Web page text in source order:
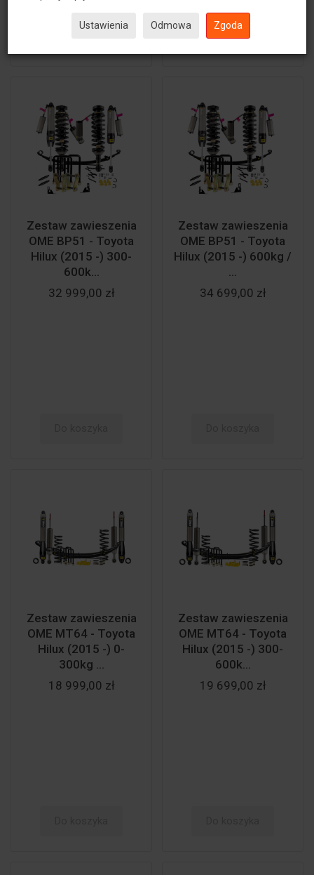
Do koszyka
Zestaw zawieszenia
OME BP51 - Toyota
Hilux (2015 -) 300-
600k...
32 999,00 zł
Zestaw zawieszenia
OME BP51 - Toyota
Hilux (2015 -) 600kg /
...
34 699,00 zł
Zestaw zawieszenia
OME MT64 - Toyota
Hilux (2015 -) 0-
300kg ...
18 999,00 zł
Zestaw zawieszenia
OME MT64 - Toyota
Hilux (2015 -) 300-
600k...
19 699,00 zł
Ustawienia Odmowa Zgoda